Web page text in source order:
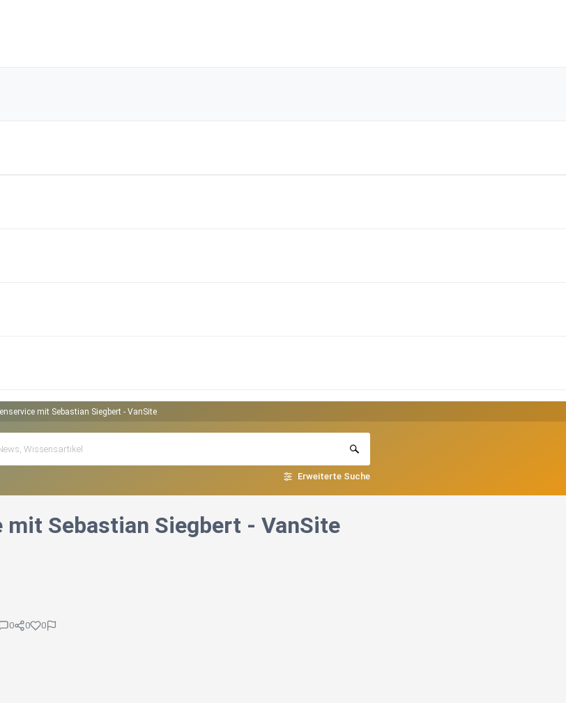
mit Sebastian Siegbert - VanSite
Erweiterte Suche
mit Sebastian Siegbert - VanSite
0 0 0